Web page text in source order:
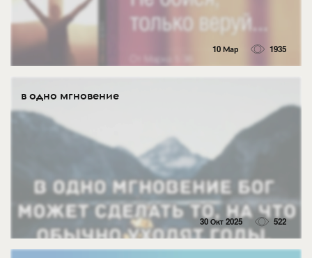
10 Мар 1935
в одно мгновение
30 Окт 2025 522